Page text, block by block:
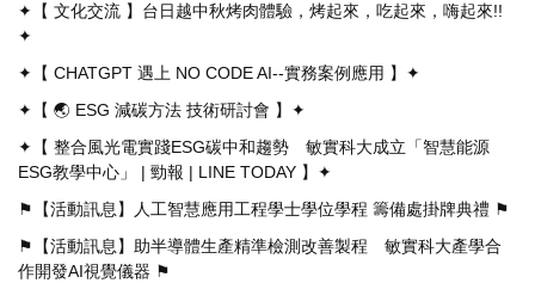
✦【 文化交流 】台日越中秋烤肉體驗，烤起來，吃起來，嗨起來!!
✦
✦【 CHATGPT 遇上 NO CODE AI--實務案例應用 】✦
✦【 🌏 ESG 減碳方法 技術研討會 】✦
✦【 整合風光電實踐ESG碳中和趨勢 敏實科大成立「智慧能源
ESG教學中心」 | 勁報 | LINE TODAY 】✦
⚑【活動訊息】人工智慧應用工程學士學位學程 籌備處掛牌典禮 ⚑
⚑【活動訊息】助半導體生產精準檢測改善製程 敏實科大產學合
作開發AI視覺儀器 ⚑